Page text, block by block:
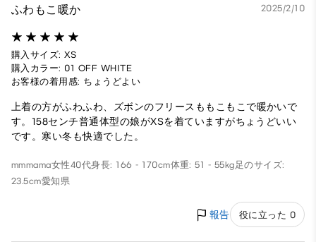
ふわもこ暖か 2025/2/10
購入サイズ: XS
購入カラー: 01 OFF WHITE
お客様の着用感: ちょうどよい
上着の方がふわふわ、ズボンのフリースももこもこで暖かいで
す。158センチ普通体型の娘がXSを着ていますがちょうどいい
です。寒い冬も快適でした。
mmmama女性40代身長: 166 - 170cm体重: 51 - 55kg足のサイズ:
23.5cm愛知県
報告 役に立った 0